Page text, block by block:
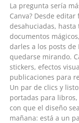
La pregunta sería
Canva? Desde
desahuciadas, hasta
documentos
darles a los posts
quedarse mirando.
stickers, efectos
publicaciones para
Un par de clics y
portadas para
con que el diseño
mañana: está a un